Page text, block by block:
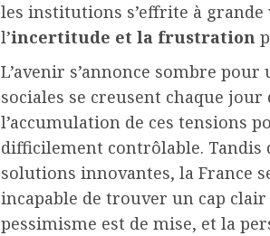
les institutions s’effrite à
l’incertitude et la frustration
L’avenir s’annonce sombre
sociales se creusent chaque
l’accumulation de ces tensions
difficilement contrôlable. Tandis
solutions innovantes, la France
incapable de trouver un cap
pessimisme est de mise, et la